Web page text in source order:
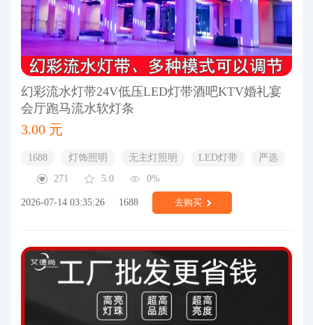
幻彩流水灯带24V低压LED灯带酒吧KTV婚礼宴
会厅跑马流水软灯条
3.00 元
1688 灯饰照明 无主灯照明 LED灯带
严选
271
5.0 0%
2026-07-14 03:35:26 1688 去购买